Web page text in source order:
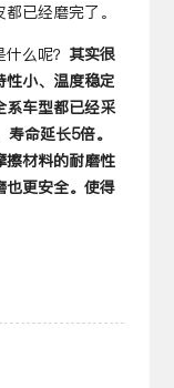
已经磨完了。
么呢？ 其实很
性小、温度稳定
系车型都已经采
命延长5倍。
擦材料的耐磨性
也更安全。使得